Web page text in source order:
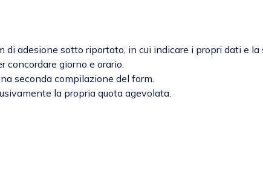
di adesione sotto riportato, in cui indicare i propri dati e
giorno e orario.
seconda compilazione del form.
la propria quota agevolata.